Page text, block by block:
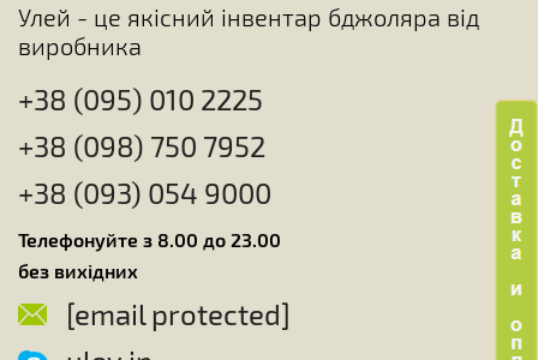
Улей - це якісний інвентар бджоляра від
виробника
+38 (095) 010 2225
+38 (098) 750 7952
+38 (093) 054 9000
Телефонуйте з 8.00 до 23.00
без вихідних
[email protected]